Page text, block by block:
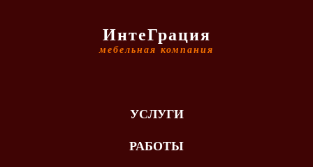
ИнтеГрация
мебельная компания
УСЛУГИ
РАБОТЫ